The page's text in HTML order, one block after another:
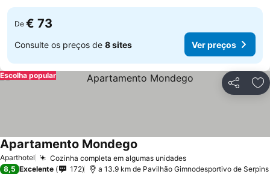
De € 73
Consulte os preços de 8 sites Ver preços
Partilhar
Escolha popular
Aparthotel Cozinha completa em algumas unidades
Apartamento Mondego
8,5 Excelente 172 a 13.9 km de Pavilhão Gimnodesportivo de Serpins